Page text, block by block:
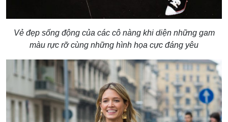
Vẻ đẹp sống động của các cô nàng khi diện những gam
màu rực rỡ cùng những hình họa cực đáng yêu